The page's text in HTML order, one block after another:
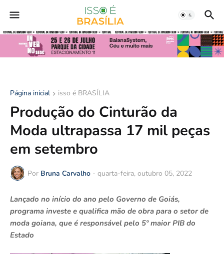
Página inicial isso é BRASÍLIA
Produção do Cinturão da
Moda ultrapassa 17 mil peças
em setembro
Por Bruna Carvalho - quarta-feira, outubro 05, 2022
Lançado no início do ano pelo Governo de Goiás,
programa investe e qualifica mão de obra para o setor de
moda goiana, que é responsável pelo 5º maior PIB do
Estado